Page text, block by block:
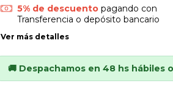
5% de descuentopagando con
Transferencia o depósito bancario
Ver más detalles